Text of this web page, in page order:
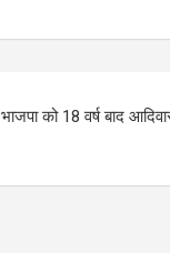
भाजपा को 18 वर्ष बाद